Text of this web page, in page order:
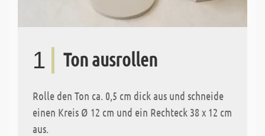
1 Ton ausrollen
Rolle den Ton ca. 0,5 cm dick aus und schneide
einen Kreis Ø 12 cm und ein Rechteck 38 x 12 cm
aus.